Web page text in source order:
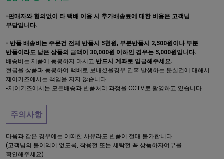
-판매자와 협의없이 타 택배 이용 시 추가배송료에 대한 비용은 고객님
부담입니다.
- 반품 배송비는 주문건 전체 반품시 5천원, 부분반품시 2,500원이나 부분
반품이라도 남은 상품의 금액이 30,000원 이하인 경우는 5,000원입니다.
배송비는 제품에 동봉하지 마시고 반드시 계좌로 입금해주세요.
현금을 상품과 동봉하여 택배로 보내셨을경우 간혹 발생하는 분실건에 대해서
제이키즈에서는 책임을 지지 않습니다.
-제이키즈에서는 모든배송과 반품처리 과정을 CCTV로 촬영하고 있습니다.
주의사항
다음과 같은 경우에는 어떠한 사유라도 반품이 절대 불가합니다.
(고객님의 불이익이 없도록, 착용전 또는 세탁전 꼭 상품하자여부를
확인해주세요)